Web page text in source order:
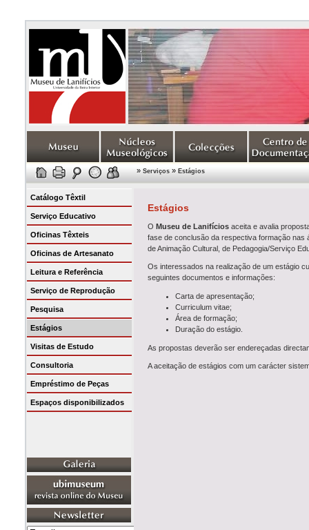
» Serviços» Estágios
Catálogo Têxtil
Serviço Educativo
Oficinas Têxteis
Oficinas de Artesanato
Leitura e Referência
Serviço de Reprodução
Pesquisa
Estágios
Visitas de Estudo
Consultoria
Empréstimo de Peças
Espaços disponibilizados
Estágios
O Museu de Lanifíciosaceita e avalia
fase de conclusão da respectiva formação nas
de Animação Cultural, de Pedagogia/Serviço
Os interessados na realização de um estágio
seguintes documentos e informações:
Carta de apresentação;
Curriculum vitae;
Área de formação;
Duração do estágio.
As propostas deverão ser endereçadas
A aceitação de estágios com um carácter